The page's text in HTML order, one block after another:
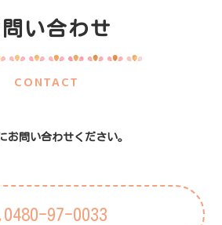
い合わせ
CONTACT
お問い合わせください。
0480-97-0033